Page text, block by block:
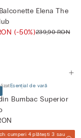
Elena The
(-50%)239,90 RON
Esențial de vară
Bumbac Superior
cumperi 4 plătești 3 sau